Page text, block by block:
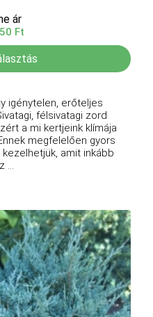
ár
Ft
igénytelen, erőteljes
félsivatagi zord
a mi kertjeink klímája
megfelelően gyors
amit inkább
...